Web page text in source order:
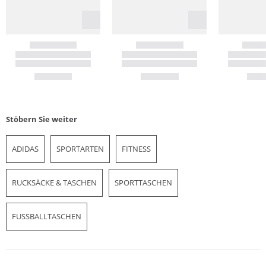
Stöbern Sie weiter
ADIDAS SPORTARTEN FITNESS
RUCKSÄCKE & TASCHEN SPORTTASCHEN
FUSSBALLTASCHEN